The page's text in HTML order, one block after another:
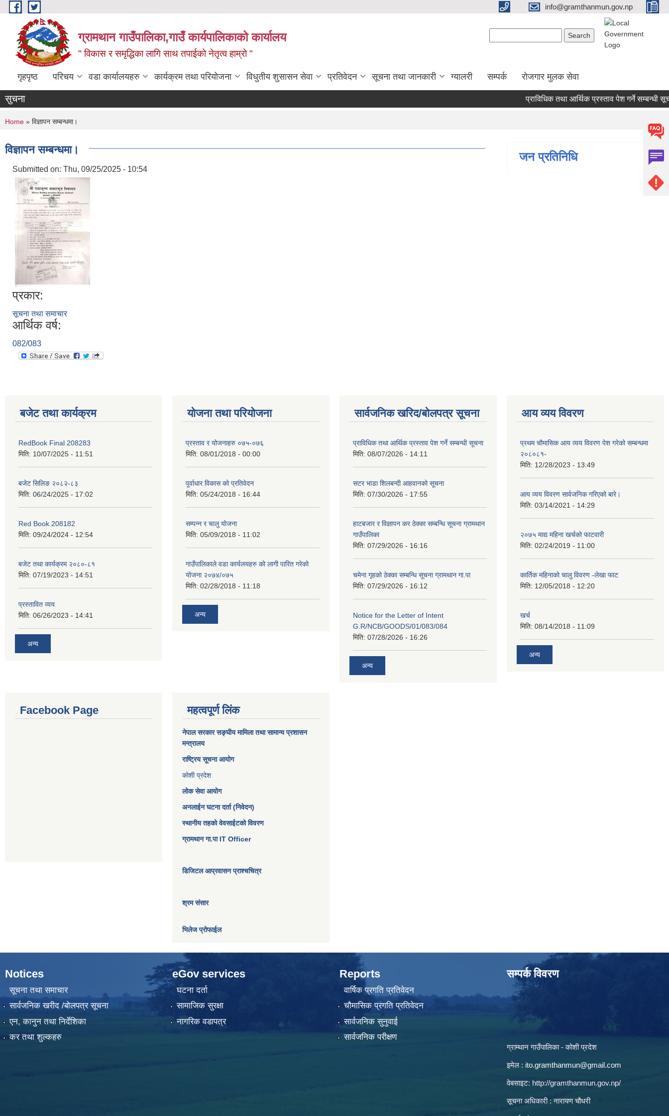
Skip to main content info@gramthanmun.gov.np
ग्रामथान गाउँपालिका,गाउँ कार्यपालिकाको कार्यालय
" विकास र समृद्धिका लागि साथ तपाईको नेतृत्व हाम्रो "
गृहपृष्ठ परिचय वडा कार्यालयहरु कार्यक्रम तथा परियोजना विधुतीय शुसासन सेवा प्रतिवेदन सूचना तथा जानकारी ग्यालरी सम्पर्क रोजगार मुलक सेवा
सुचना प्राविधिक तथा आर्थिक प्रस्ताव पेश गर्ने सम्बन्धी सूचना
You are here
Home » विज्ञापन सम्बन्धमा।
विज्ञापन सम्बन्धमा।
Submitted on: Thu, 09/25/2025 - 10:54
प्रकार:
सूचना तथा समाचार
आर्थिक वर्ष:
082/083
जन प्रतिनिधि
बजेट तथा कार्यक्रम
RedBook Final 208283
मिति: 10/07/2025 - 11:51
बजेट सिलिङ २०८२-८३
मिति: 06/24/2025 - 17:02
Red Book 208182
मिति: 09/24/2024 - 12:54
बजेट तथा कार्यक्रम २०८०-८१
मिति: 07/19/2023 - 14:51
प्रस्तावित व्यय
मिति: 06/26/2023 - 14:41
अन्य
योजना तथा परियोजना
प्रस्ताव र योजनाहरु ०७५-०७६
मिति: 08/01/2018 - 00:00
पूर्वाधार विकास को प्रतिवेदन
मिति: 05/24/2018 - 16:44
सम्पन्न र चालु योजना
मिति: 05/09/2018 - 11:02
गाउँपालिकाले वडा कार्यलयहरु को लागी पारित गरेको
योजना २०७४/०७५
मिति: 02/28/2018 - 11:18
अन्य
सार्वजनिक खरिद/बोलपत्र सूचना
प्राविधिक तथा आर्थिक प्रस्ताव पेश गर्ने सम्बन्धी सूचना
मिति: 08/07/2026 - 14:11
सटर भाडा शिलबन्दी आहवानको सूचना
मिति: 07/30/2026 - 17:55
हाटबजार र विज्ञापन कर ठेक्का सम्बन्धि सूचना ग्रामथान
गाउँपालिका
मिति: 07/29/2026 - 16:16
चमेना गृहको ठेक्का सम्बन्धि सूचना ग्रामथान गा.पा
मिति: 07/29/2026 - 16:12
Notice for the Letter of Intent
G.R/NCB/GOODS/01/083/084
मिति: 07/28/2026 - 16:26
अन्य
आय व्यय विवरण
प्रथम चौमासिक आय व्यय विवरण पेश गरेको सम्बन्धमा
२०८०८१-
मिति: 12/28/2023 - 13:49
आय व्यय विवरण सार्वजनिक गरिएको बारे।
मिति: 03/14/2021 - 14:29
२०७५ माद्य महिना खर्चको फाटवारी
मिति: 02/24/2019 - 11:00
कार्तिक महिनाको चालु विवरण -लेखा फाट
मिति: 12/05/2018 - 12:20
खर्च
मिति: 08/14/2018 - 11:09
अन्य
Facebook Page महत्वपूर्ण लिंक
नेपाल सरकारसङ्घीय मामिला तथा सामान्य प्रशासन
मन्त्रालय
राष्ट्रिय सूचना आयोग
कोशी प्रदेश
लोक सेवा आयोग
अनलाईन घटना दर्ता (निवेदन)
स्थानीय तहको वेवसाईटको विवरण
ग्रामथान गा.पा IT Officer
डिजिटल आप्रवासन प्राश्चचित्र
श्रम संसार
भिलेज प्रोफाईल
Notices
सूचना तथा समाचार
सार्वजनिक खरीद /बोलपत्र सूचना
एन, कानुन तथा निर्देशिका
कर तथा शुल्कहरु
eGov services
घटना दर्ता
सामाजिक सुरक्षा
नागरिक वडापत्र
Reports
वार्षिक प्रगति प्रतिवेदन
चौमासिक प्रगति प्रतिवेदन
सार्वजनिक सुनुवाई
सार्वजनिक परीक्षण
सम्पर्क विवरण
ग्राम्थान गाउँपालिका - कोशी प्रदेश
इमेल : ito.gramthanmun@gmail.com
वेबसाइट: http://gramthanmun.gov.np/
सूचना अधिकारी : नारायण चौधरी